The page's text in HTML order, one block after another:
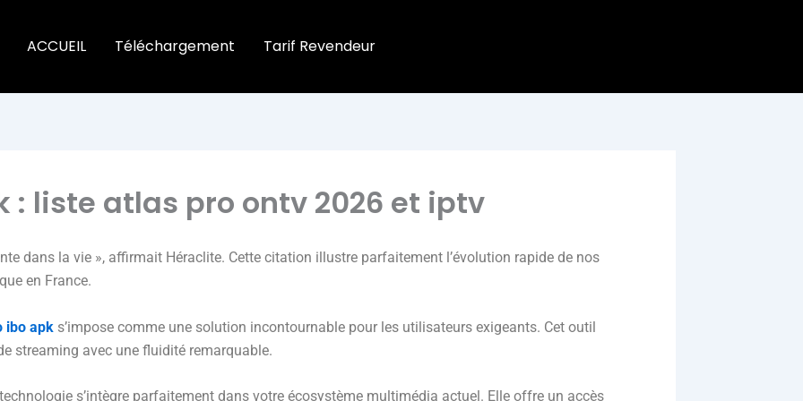
ACCUEIL Téléchargement Tarif Revendeur
: liste atlas pro ontv 2026 et iptv
dans la vie », affirmait Héraclite. Cette citation illustre parfaitement l’évolution rapide de nos
en France.
ibo apk s’impose comme une solution incontournable pour les utilisateurs exigeants. Cet outil
streaming avec une fluidité remarquable.
s’intègre parfaitement dans votre écosystème multimédia actuel. Elle offre un accès